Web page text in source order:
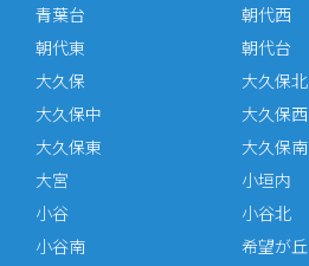
青葉台
朝代西
朝代東
朝代台
大久保
大久保北
大久保中
大久保西
大久保東
大久保南
大宮
小垣内
小谷
小谷北
小谷南
希望が丘